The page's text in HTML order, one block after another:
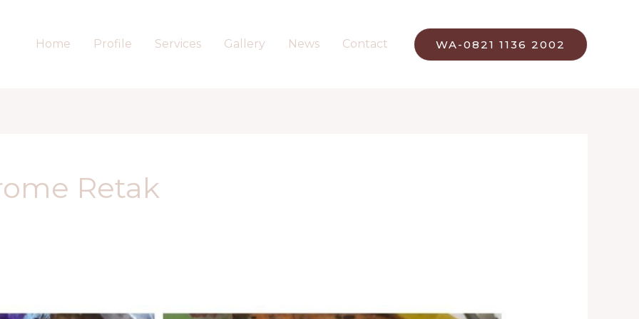
Home Profile Services Gallery News Contact WA-0821 1136 2002
Retak